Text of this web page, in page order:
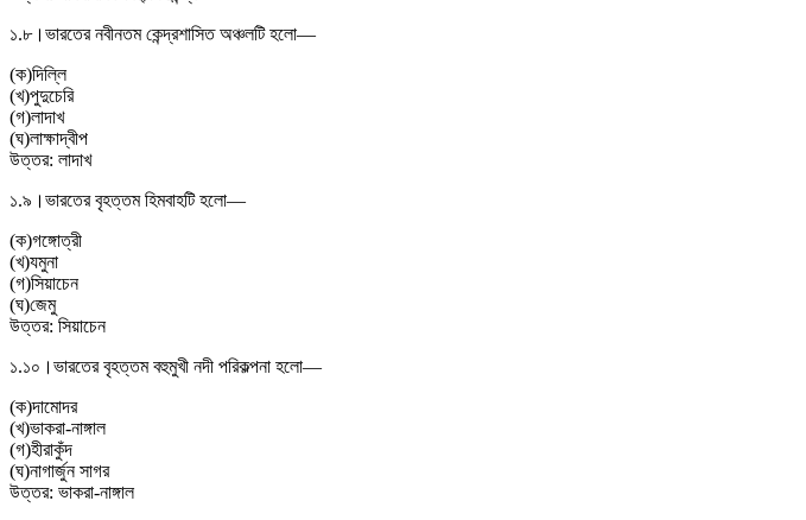
১.৮। ভারতের নবীনতম কেন্দ্রশাসিত অঞ্চলটি হলো—
(ক)দিল্লি
(খ)পুদুচেরি
(গ)লাদাখ
(ঘ)লাক্ষাদ্বীপ
উত্তর: লাদাখ
১.৯। ভারতের বৃহত্তম হিমবাহটি হলো—
(ক)গঙ্গোত্রী
(খ)যমুনা
(গ)সিয়াচেন
(ঘ)জেমু
উত্তর: সিয়াচেন
১.১০। ভারতের বৃহত্তম বহুমুখী নদী পরিকল্পনা হলো—
(ক)দামোদর
(খ)ভাকরা-নাঙ্গাল
(গ)হীরাকুঁদ
(ঘ)নাগার্জুন সাগর
উত্তর: ভাকরা-নাঙ্গাল